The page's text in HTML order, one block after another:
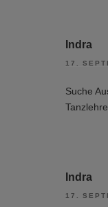
Indra
17.
Suche
Indra
17.